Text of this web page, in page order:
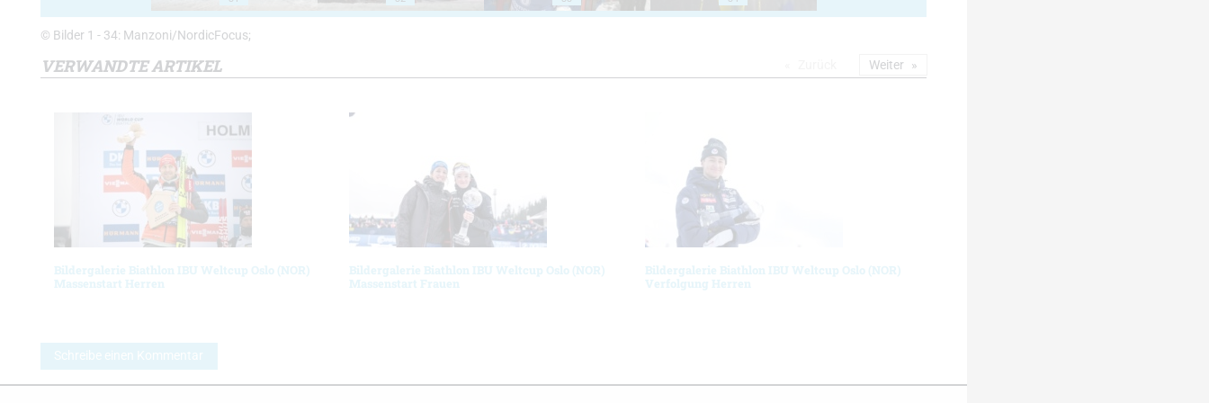
© Bilder 1 - 34: Manzoni/NordicFocus;
VERWANDTE ARTIKEL
Bildergalerie Biathlon IBU Weltcup Oslo (NOR)
Massenstart Herren
Bildergalerie Biathlon IBU Weltcup Oslo (NOR)
Massenstart Frauen
Bildergalerie Biathlon IBU Weltcup Oslo (NOR)
Verfolgung Herren
Weiter
Schreibe einen Kommentar